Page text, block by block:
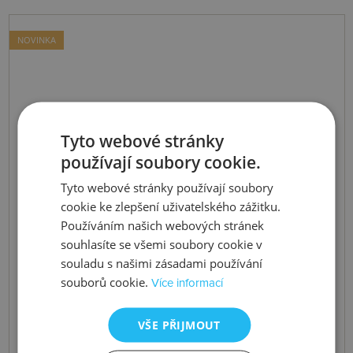
NOVINKA
Tyto webové stránky
používají soubory cookie.
Tyto webové stránky používají soubory
cookie ke zlepšení uživatelského zážitku.
Používáním našich webových stránek
souhlasíte se všemi soubory cookie v
souladu s našimi zásadami používání
souborů cookie.Více informací
VŠE PŘIJMOUT